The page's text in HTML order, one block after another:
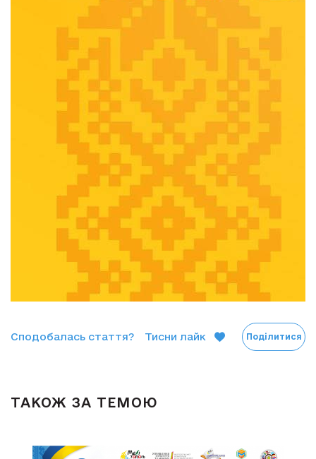
Сподобалась стаття? Тисни лайк Поділитися
ТАКОЖ ЗА ТЕМОЮ